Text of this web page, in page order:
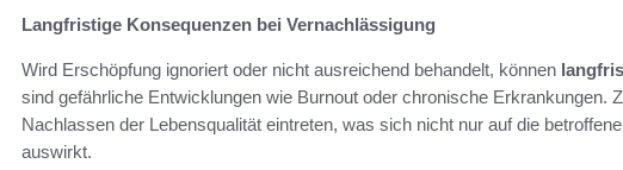
Langfristige Konsequenzen bei Vernachlässigung
Wird Erschöpfung ignoriert oder nicht ausreichend behandelt, können
sind gefährliche Entwicklungen wie Burnout oder chronische Erkrankungen.
Nachlassen der Lebensqualität eintreten, was sich nicht nur auf die
auswirkt.